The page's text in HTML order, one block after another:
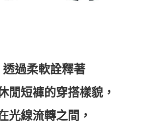
透過柔軟詮釋著
閒短褲的穿搭樣貌，
光線流轉之間，